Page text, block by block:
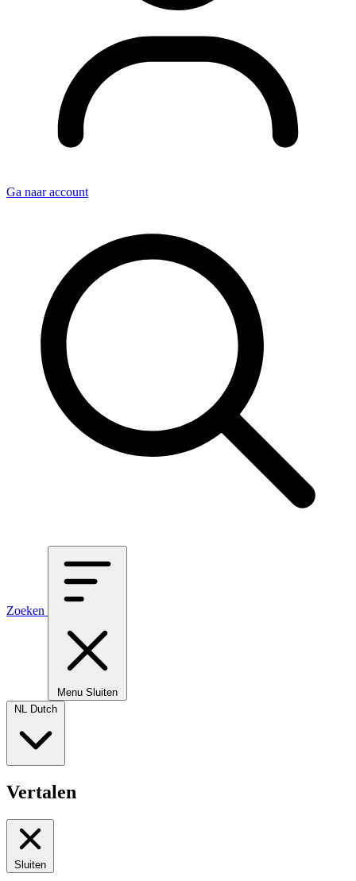
Ga naar account
Zoeken
Menu Sluiten
NL Dutch
Vertalen
Sluiten